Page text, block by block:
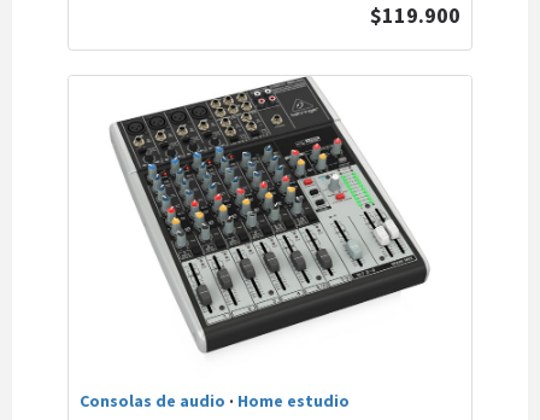
$119.900
Consolas de audio · Home estudio